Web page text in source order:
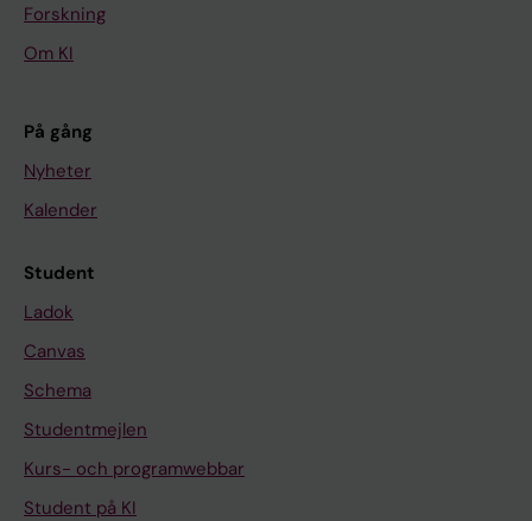
Forskning
Om KI
På gång
Nyheter
Kalender
Student
Ladok
Canvas
Schema
Studentmejlen
Kurs- och programwebbar
Student på KI